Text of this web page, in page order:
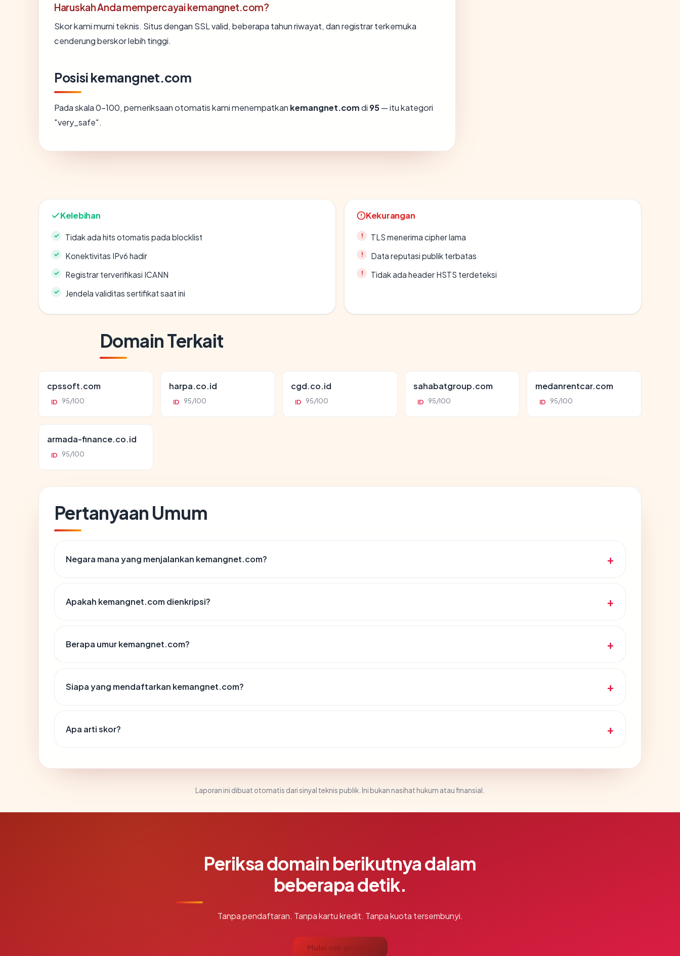
Haruskah Anda mempercayai kemangnet.com?
Skor kami murni teknis. Situs dengan SSL valid, beberapa tahun riwayat, dan registrar terkemuka
cenderung berskor lebih tinggi.
Posisi kemangnet.com
Pada skala 0-100, pemeriksaan otomatis kami menempatkan kemangnet.comdi 95— itu kategori
"very_safe".
Kelebihan
Tidak ada hits otomatis pada blocklist
Konektivitas IPv6 hadir
Registrar terverifikasi ICANN
Jendela validitas sertifikat saat ini
Kekurangan
TLS menerima cipher lama
Data reputasi publik terbatas
Tidak ada header HSTS terdeteksi
Domain Terkait
cpssoft.com
ID 95/100
harpa.co.id
ID 95/100
cgd.co.id
ID 95/100
sahabatgroup.com
ID 95/100
medanrentcar.com
ID 95/100
armada-finance.co.id
ID 95/100
Pertanyaan Umum
Negara mana yang menjalankan kemangnet.com?
Apakah kemangnet.com dienkripsi?
Berapa umur kemangnet.com?
Siapa yang mendaftarkan kemangnet.com?
Apa arti skor?
Laporan ini dibuat otomatis dari sinyal teknis publik. Ini bukan nasihat hukum atau finansial.
Periksa domain berikutnya dalam
beberapa detik.
Tanpa pendaftaran. Tanpa kartu kredit. Tanpa kuota tersembunyi.
Mulai cek gratis →